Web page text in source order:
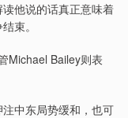
他说的话真正意味着
束。
Michael Bailey则表
中东局势缓和，也可